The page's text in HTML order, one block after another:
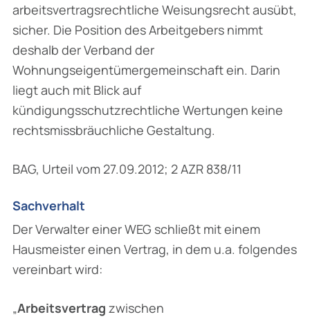
arbeitsvertragsrechtliche Weisungsrecht ausübt,
sicher. Die Position des Arbeitgebers nimmt
deshalb der Verband der
Wohnungseigentümergemeinschaft ein. Darin
liegt auch mit Blick auf
kündigungsschutzrechtliche Wertungen keine
rechtsmissbräuchliche Gestaltung.
BAG, Urteil vom 27.09.2012; 2 AZR 838/11
Sachverhalt
Der Verwalter einer WEG schließt mit einem
Hausmeister einen Vertrag, in dem u.a. folgendes
vereinbart wird:
„Arbeitsvertrag zwischen